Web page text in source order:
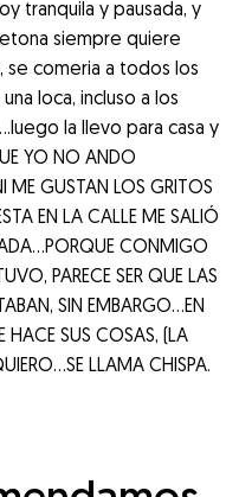
tranquila y pausada, y
siempre quiere
se comeria a todos los
loca, incluso a los
la llevo para casa y
YO NO ANDO
ME GUSTAN LOS GRITOS
EN LA CALLE ME SALIÓ
CONMIGO
PARECE SER QUE LAS
SIN EMBARGO…EN
HACE SUS COSAS, (LA
LLAMA CHISPA.